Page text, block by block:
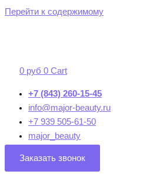
Перейти к содержимому
0 руб 0 Cart
+7 (843) 260-15-45
info@major-beauty.ru
+7 939 505-61-50
major_beauty
Заказать звонок